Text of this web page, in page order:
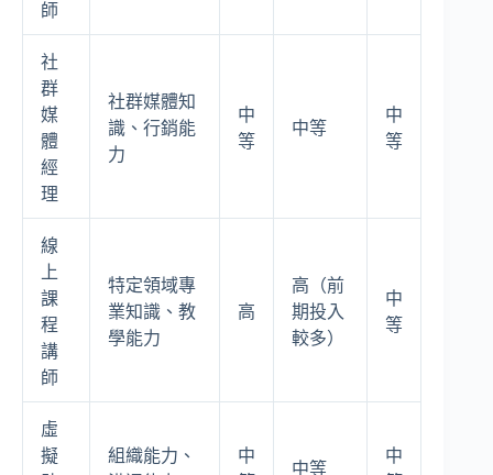
師
社
群
媒
體
經
理
社群媒體知
識、行銷能
力
中
等
中等
中
等
線
上
課
程
講
師
特定領域專
業知識、教
學能力
高
高（前
期投入
較多）
中
等
虛
擬
組織能力、
中
中等
中